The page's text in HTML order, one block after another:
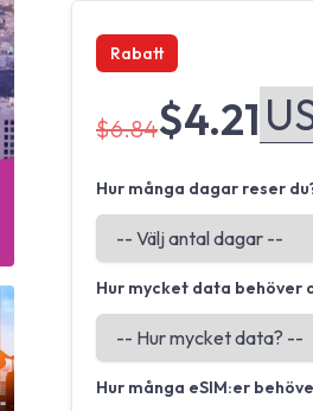
view
Rabatt
$6.84$4.21
Hur många dagar reser
Hur mycket data behöver
Hur många eSIM:er